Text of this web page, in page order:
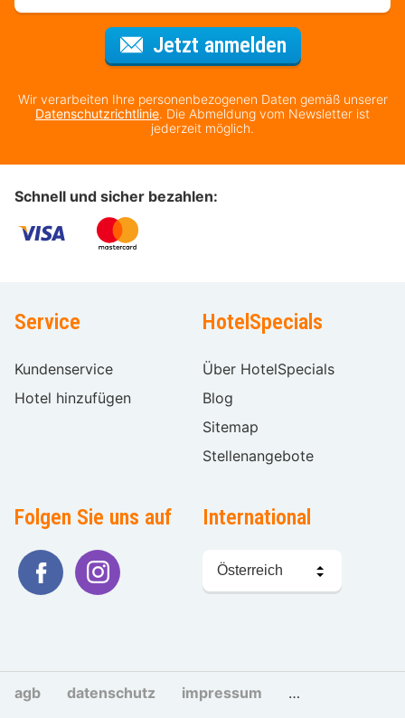
Jetzt anmeldenFür den
Wir verarbeiten Ihre personenbezogenen Daten gemäß unserer
Datenschutzrichtlinie. Die Abmeldung vom Newsletter ist
jederzeit möglich.
Schnell und sicher bezahlen:
Service
Kundenservice
Hotel hinzufügen
HotelSpecials
Über HotelSpecials
Blog
Sitemap
Stellenangebote
Folgen Sie uns auf International
Sprache
wählen
agb datenschutz impressum cookies und